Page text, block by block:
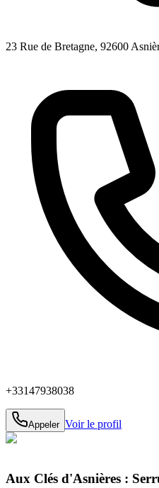
23 Rue de Bretagne, 92600
+33147938038
Appeler Voir le profil
Aux Clés d'Asnières :